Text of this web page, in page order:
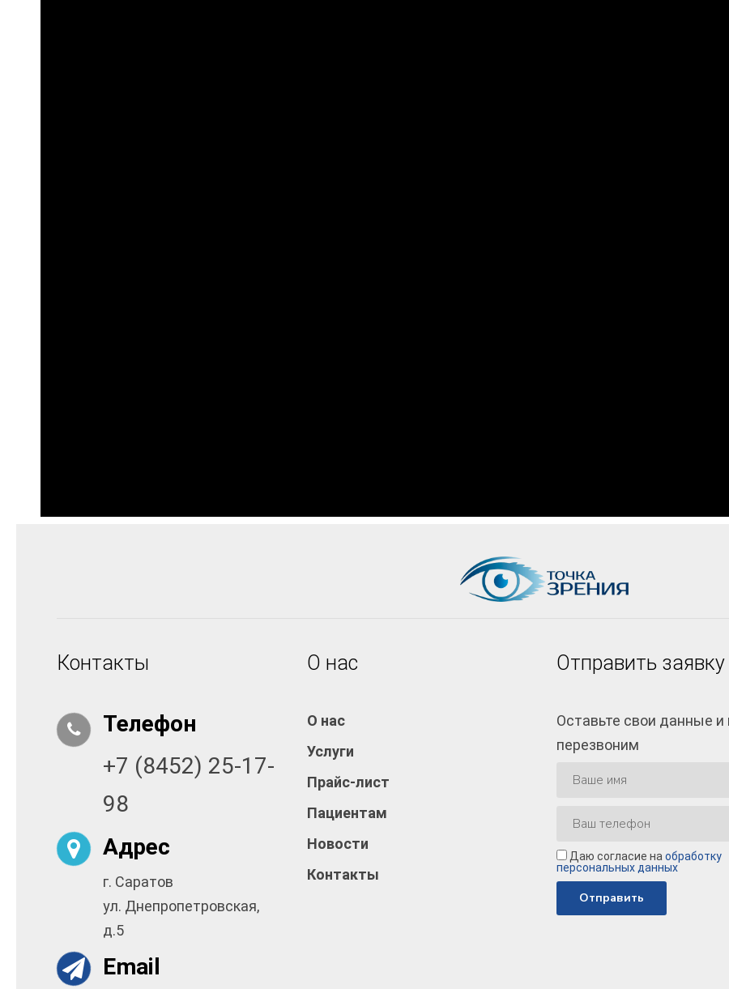
Контакты
Телефон
+7 (8452) 25-17-
98
Адрес
г. Саратов
ул. Днепропетровская,
д.5
Email
О нас
О нас
Услуги
Прайс-лист
Пациентам
Новости
Контакты
Отправить заявку
Оставьте свои данные
перезвоним
Даю согласие на обработку
персональных данных